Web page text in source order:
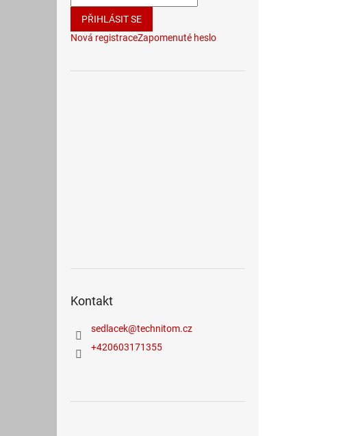
PŘIHLÁSIT SE
Nová registraceZapomenuté heslo
Kontakt
sedlacek@technitom.cz
+420603171355